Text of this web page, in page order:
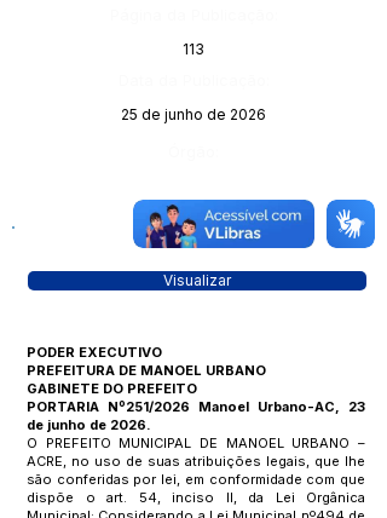
113
25 de junho de 2026
Visualizar
PODER EXECUTIVO
PREFEITURA DE MANOEL URBANO
GABINETE DO PREFEITO
PORTARIA Nº251/2026 Manoel Urbano-AC, 23
de junho de 2026.
O PREFEITO MUNICIPAL DE MANOEL URBANO –
ACRE, no uso de suas atribuições legais, que lhe
são conferidas por lei, em conformidade com que
dispõe o art. 54, inciso II, da Lei Orgânica